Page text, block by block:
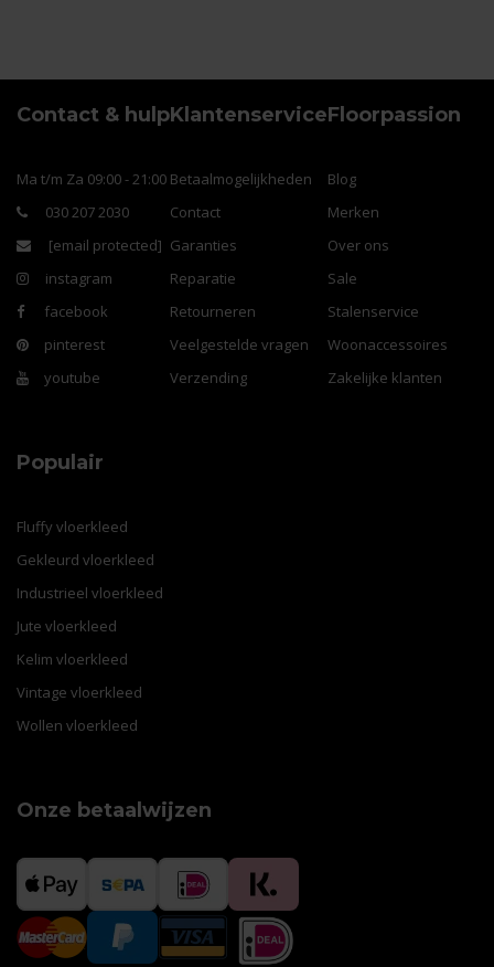
Contact & hulp
Ma t/m Za 09:00 - 21:00
030 207 2030
[email protected]
instagram
facebook
pinterest
youtube
Klantenservice
Betaalmogelijkheden
Contact
Garanties
Reparatie
Retourneren
Veelgestelde vragen
Verzending
Floorpassion
Blog
Merken
Over ons
Sale
Stalenservice
Woonaccessoires
Zakelijke klanten
Populair
Fluffy vloerkleed
Gekleurd vloerkleed
Industrieel vloerkleed
Jute vloerkleed
Kelim vloerkleed
Vintage vloerkleed
Wollen vloerkleed
Onze betaalwijzen